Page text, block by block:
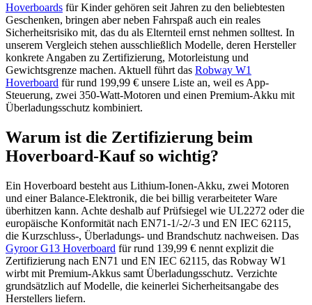
Hoverboards für Kinder gehören seit Jahren zu den beliebtesten
Geschenken, bringen aber neben Fahrspaß auch ein reales
Sicherheitsrisiko mit, das du als Elternteil ernst nehmen solltest. In
unserem Vergleich stehen ausschließlich Modelle, deren Hersteller
konkrete Angaben zu Zertifizierung, Motorleistung und
Gewichtsgrenze machen. Aktuell führt das Robway W1
Hoverboard für rund 199,99 € unsere Liste an, weil es App-
Steuerung, zwei 350-Watt-Motoren und einen Premium-Akku mit
Überladungsschutz kombiniert.
Warum ist die Zertifizierung beim
Hoverboard-Kauf so wichtig?
Ein Hoverboard besteht aus Lithium-Ionen-Akku, zwei Motoren
und einer Balance-Elektronik, die bei billig verarbeiteter Ware
überhitzen kann. Achte deshalb auf Prüfsiegel wie UL2272 oder die
europäische Konformität nach EN71-1/-2/-3 und EN IEC 62115,
die Kurzschluss-, Überladungs- und Brandschutz nachweisen. Das
Gyroor G13 Hoverboard für rund 139,99 € nennt explizit die
Zertifizierung nach EN71 und EN IEC 62115, das Robway W1
wirbt mit Premium-Akkus samt Überladungsschutz. Verzichte
grundsätzlich auf Modelle, die keinerlei Sicherheitsangabe des
Herstellers liefern.